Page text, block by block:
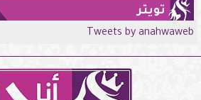
تويتر
Tweets by anahwaweb